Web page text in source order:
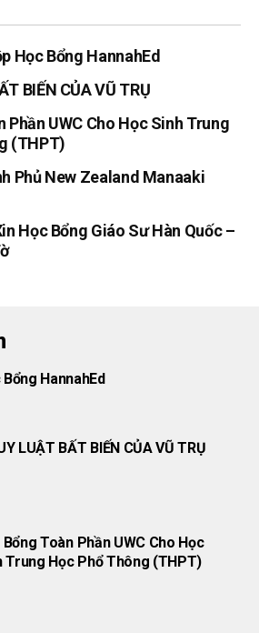
Học Bổng HannahEd
BIẾN CỦA VŨ TRỤ
Phần UWC Cho Học Sinh Trung
(THPT)
Phủ New Zealand Manaaki
Học Bổng Giáo Sư Hàn Quốc –
HannahEd
LUẬT BẤT BIẾN CỦA VŨ TRỤ
Bổng Toàn Phần UWC Cho Học
Trung Học Phổ Thông (THPT)